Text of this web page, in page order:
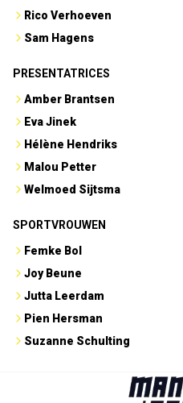
Rico Verhoeven
Sam Hagens
PRESENTATRICES
Amber Brantsen
Eva Jinek
Hélène Hendriks
Malou Petter
Welmoed Sijtsma
SPORTVROUWEN
Femke Bol
Joy Beune
Jutta Leerdam
Pien Hersman
Suzanne Schulting